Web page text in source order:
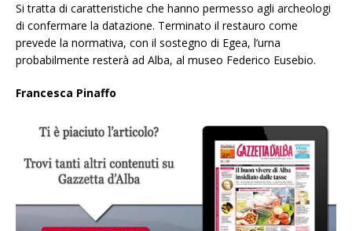
Si tratta di caratteristiche che hanno permesso agli archeologi
di confermare la datazione. Terminato il restauro come
prevede la normativa, con il sostegno di Egea, l’urna
probabilmente resterà ad Alba, al museo Federico Eusebio.
Francesca Pinaffo